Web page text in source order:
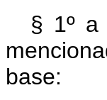
§ 1º a
base: